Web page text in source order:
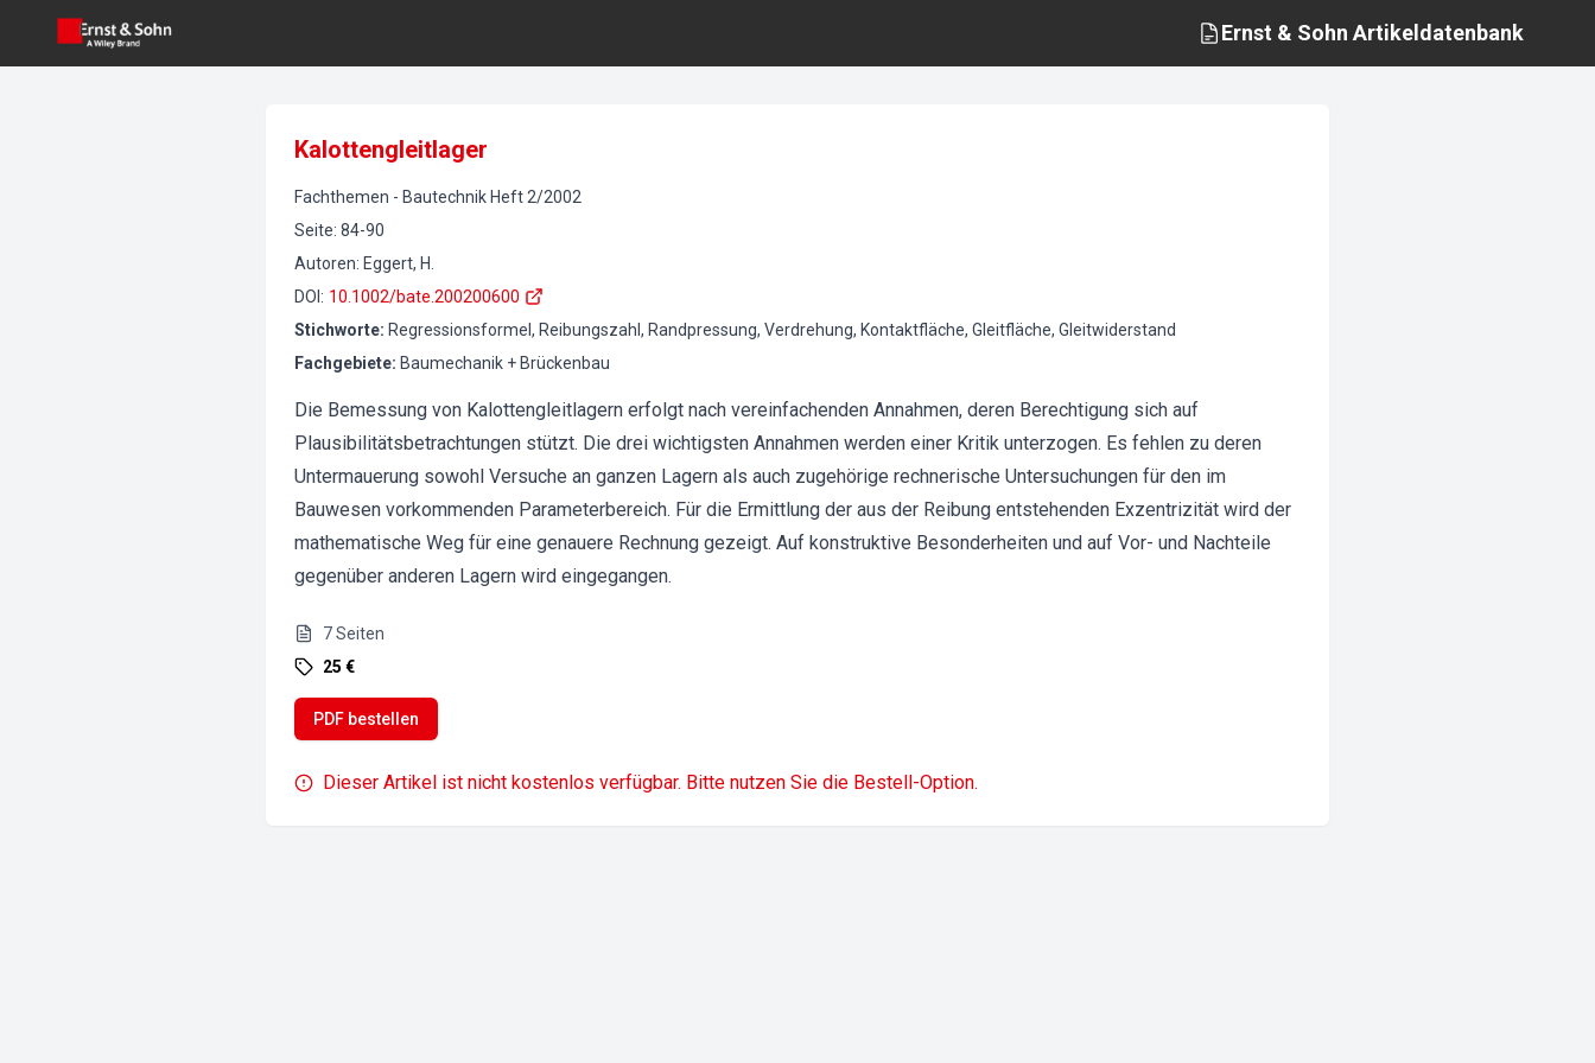
Ernst & Sohn Artikeldatenbank
Kalottengleitlager
Fachthemen - Bautechnik Heft 2/2002
Seite: 84-90
Autoren: Eggert, H.
DOI : 10.1002/bate.200200600
Stichworte: Regressionsformel, Reibungszahl, Randpressung, Verdrehung, Kontaktfläche, Gleitfläche, Gleitwiderstand
Fachgebiete: Baumechanik + Brückenbau
Die Bemessung von Kalottengleitlagern erfolgt nach vereinfachenden Annahmen, deren Berechtigung sich auf
Plausibilitätsbetrachtungen stützt. Die drei wichtigsten Annahmen werden einer Kritik unterzogen. Es fehlen zu deren
Untermauerung sowohl Versuche an ganzen Lagern als auch zugehörige rechnerische Untersuchungen für den im
Bauwesen vorkommenden Parameterbereich. Für die Ermittlung der aus der Reibung entstehenden Exzentrizität wird der
mathematische Weg für eine genauere Rechnung gezeigt. Auf konstruktive Besonderheiten und auf Vor- und Nachteile
gegenüber anderen Lagern wird eingegangen.
7Seiten
25 €
PDF bestellen
Dieser Artikel ist nicht kostenlos verfügbar. Bitte nutzen Sie die Bestell-Option.